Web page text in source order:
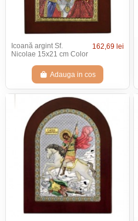
Icoană argint Sf.
Nicolae 15x21 cm Color
162,69 lei
Adauga in cos